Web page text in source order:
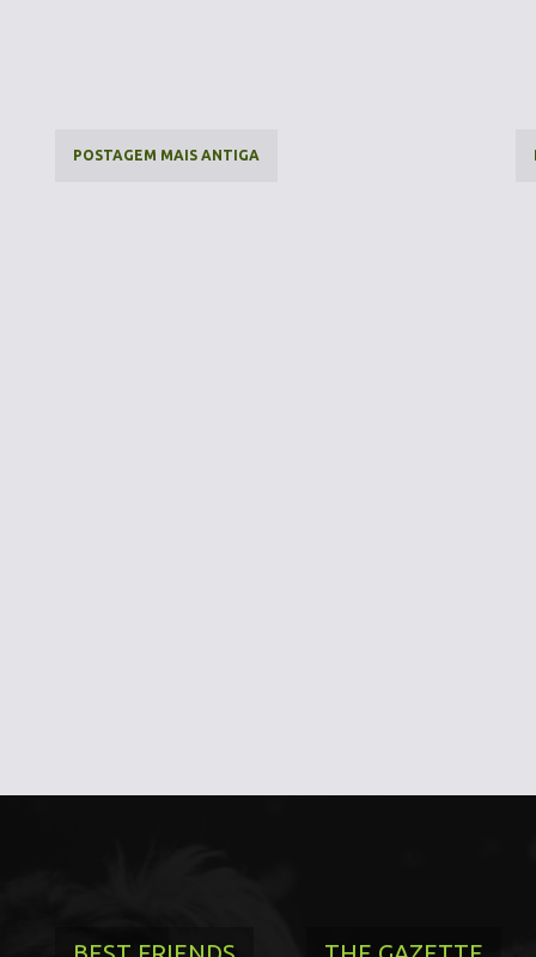
POSTAGEM MAIS ANTIGA